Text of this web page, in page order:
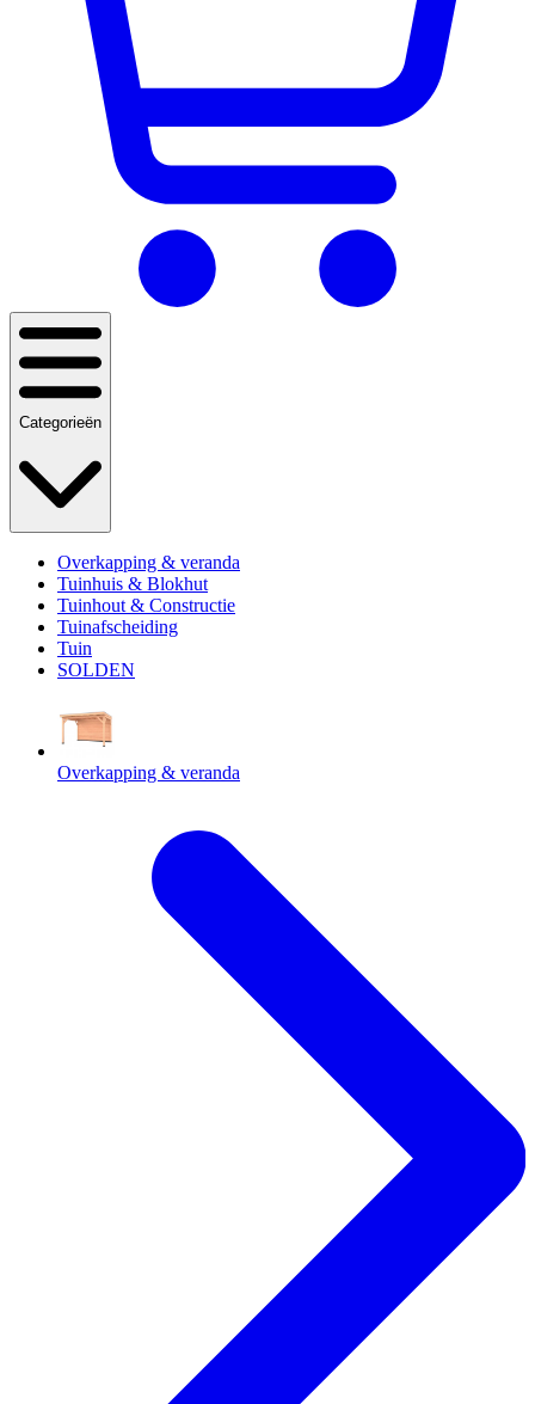
Categorieën
Overkapping & veranda
Tuinhuis & Blokhut
Tuinhout & Constructie
Tuinafscheiding
Tuin
SOLDEN
Overkapping & veranda